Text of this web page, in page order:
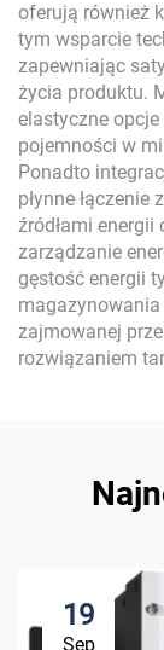
oferują również
tym wsparcie
zapewniając
życia produktu.
elastyczne
pojemności w
Ponadto
płynne
źródłami
zarządzanie
gęstość energii
zajmowanej
rozwiązaniem
19
Sep